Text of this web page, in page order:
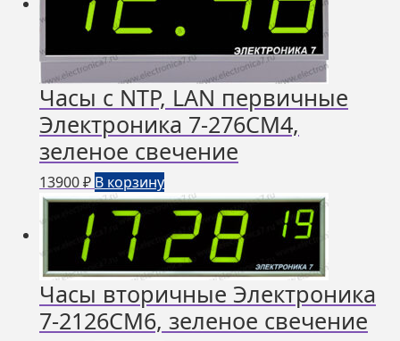
Часы с NTP, LAN первичные
Электроника 7-276СМ4,
зеленое свечение
13900₽ В корзину
Часы вторичные Электроника
7-2126СМ6, зеленое свечение